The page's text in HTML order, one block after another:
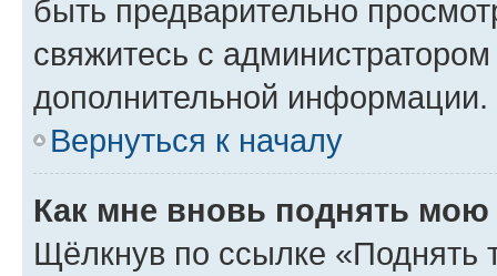
быть предварительно
свяжитесь с
дополнительной информации.
Вернуться к началу
Как мне вновь поднять мою
Щёлкнув по ссылке «Поднять